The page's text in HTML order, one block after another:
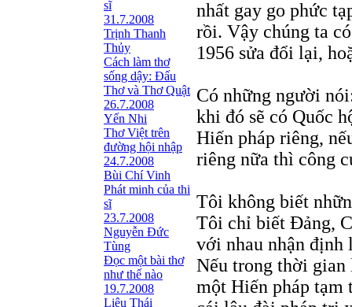
sĩ
31.7.2008
Trịnh Thanh
Thủy
Cách làm thơ
sống dậy: Đấu
Thơ và Thơ Quật
26.7.2008
Yến Nhi
Thơ Việt trên
đường hội nhập
24.7.2008
Bùi Chí Vinh
Phát minh của thi
sĩ
23.7.2008
Nguyễn Đức
Tùng
Ðọc một bài thơ
như thế nào
19.7.2008
Liêu Thái
nhất gay go phức
rồi. Vậy chúng ta
1956 sửa đổi lại,
Có những người
khi đó sẽ có Quốc
Hiến pháp riêng,
riêng nữa thì công
Tôi không biết
Tôi chỉ biết Đảng,
với nhau nhận định
Nếu trong thời gian
một Hiến pháp tạm